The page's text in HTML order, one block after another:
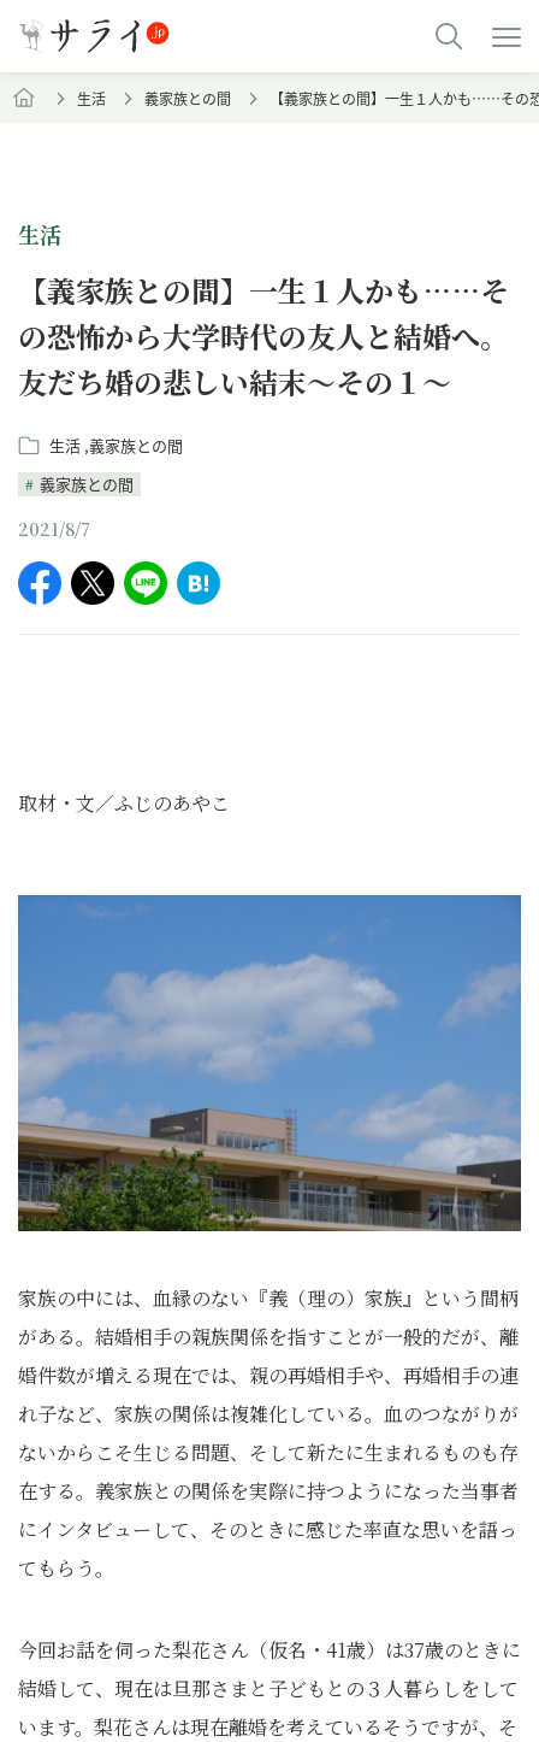
生活 義家族との間 【義家族との間】一生１人かも……その
生活
【義家族との間】一生１人かも……そ
の恐怖から大学時代の友人と結婚へ。
友だち婚の悲しい結末～その１～
生活 義家族との間
義家族との間
2021/8/7
取材・文／ふじのあやこ
家族の中には、血縁のない『義（理の）家族』という間柄
がある。結婚相手の親族関係を指すことが一般的だが、離
婚件数が増える現在では、親の再婚相手や、再婚相手の連
れ子など、家族の関係は複雑化している。血のつながりが
ないからこそ生じる問題、そして新たに生まれるものも存
在する。義家族との関係を実際に持つようになった当事者
にインタビューして、そのときに感じた率直な思いを語っ
てもらう。
今回お話を伺った梨花さん（仮名・41歳）は37歳のときに
結婚して、現在は旦那さまと子どもとの３人暮らしをして
います。梨花さんは現在離婚を考えているそうですが、そ